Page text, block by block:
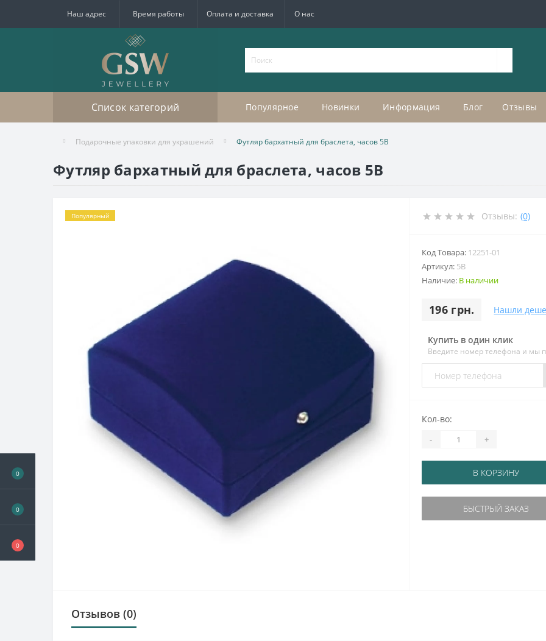
0
0
0
Наш адрес Время работы Оплата и доставка О нас
Список категорий Популярное Новинки Информация Блог Отзывы
Подарочные упаковки для украшений Футляр бархатный для браслета, часов 5В
Футляр бархатный для браслета, часов 5В
Популярный Отзывы: (0)
Код Товара: 12251-01
Артикул: 5В
Наличие: В наличии
196 грн. Нашли
Купить в один клик
Введите номер телефона и мы
Кол-во:
- +
В КОРЗИНУ
БЫСТРЫЙ ЗАКАЗ
Отзывов (0)